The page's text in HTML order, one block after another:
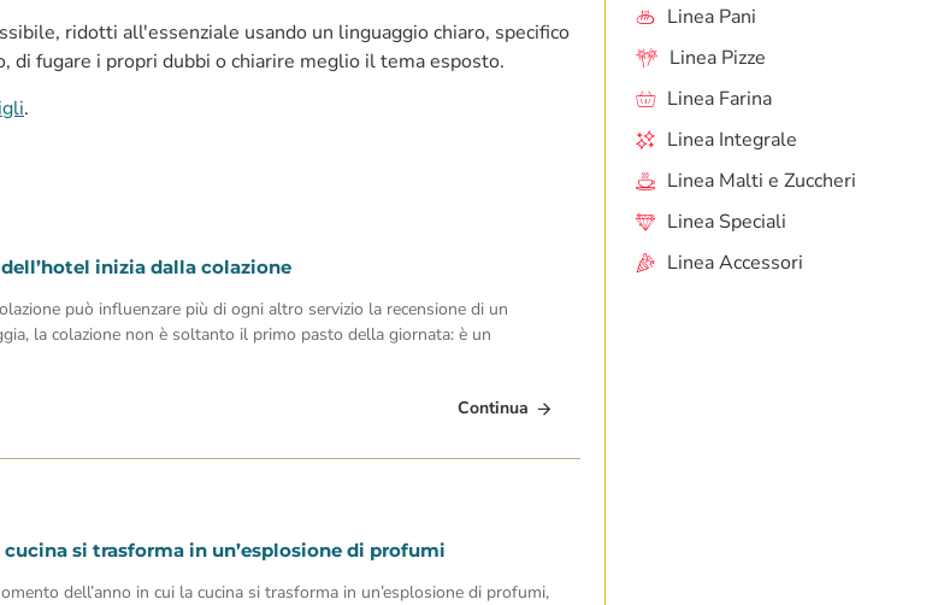
ridotti all'essenziale usando un linguaggio chiaro, specifico
fugare i propri dubbi o chiarire meglio il tema esposto.
.
inizia dalla colazione
può influenzare più di ogni altro servizio la recensione di un
la colazione non è soltanto il primo pasto della giornata: è un
Continua
cucina si trasforma in un’esplosione di profumi
dell’anno in cui la cucina si trasforma in un’esplosione di profumi,
Linea Pani
Linea Pizze
Linea Farina
Linea Integrale
Linea Malti e Zuccheri
Linea Speciali
Linea Accessori